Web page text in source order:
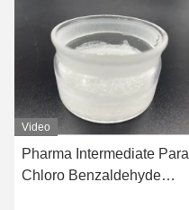
Video
Pharma Intermediate Para
Chloro Benzaldehyde